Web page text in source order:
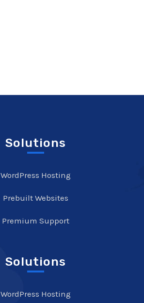
Solutions
WordPress Hosting
Prebuilt Websites
Premium Support
Solutions
WordPress Hosting